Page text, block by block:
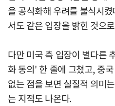
을 공식화해 우려를 불식시
서도 같은 입장을 밝힌 것으
다만 미국 측 입장이 별다른
화 동의' 한 줄에 그쳤고, 중
없는 점을 보면 실질적 의미
는 지적도 나온다.